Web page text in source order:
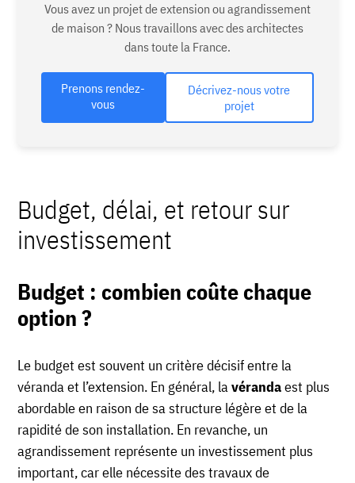
Vous avez un projet de extension ou agrandissement
de maison ? Nous travaillons avec des architectes
dans toute la France.
Prenons rendez-
vous
Décrivez-nous votre
projet
Budget, délai, et retour sur
investissement
Budget : combien coûte chaque
option ?
Le budget est souvent un critère décisif entre la
véranda et l’extension. En général, lavérandaest plus
abordable en raison de sa structure légère et de la
rapidité de son installation. En revanche, un
agrandissement représente un investissement plus
important, car elle nécessite des travaux de